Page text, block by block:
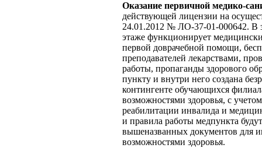
Оказание первичной медико-
действующей лицензии на
24.01.2012 № ЛО-37-01-000642. В
этаже функционирует
первой доврачебной помощи,
преподавателей лекарствами,
работы, пропаганды здорового
пункту и внутри него создана
контингенте обучающихся
возможностями здоровья, с
реабилитации инвалида и
и правила работы медпункта
вышеназванных документов для
возможностями здоровья.